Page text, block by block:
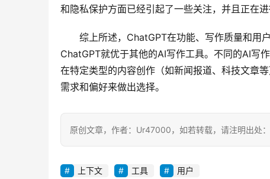
和隐私保护方面已经引起了一些关注，并且正在进
综上所述，ChatGPT在功能、写作质量和用
ChatGPT就优于其他的AI写作工具。不同的AI写
在特定类型的内容创作（如新闻报道、科技文章
需求和偏好来做出选择。
原创文章，作者：Ur47000，如若转载，请注明出
上下文 工具 用户